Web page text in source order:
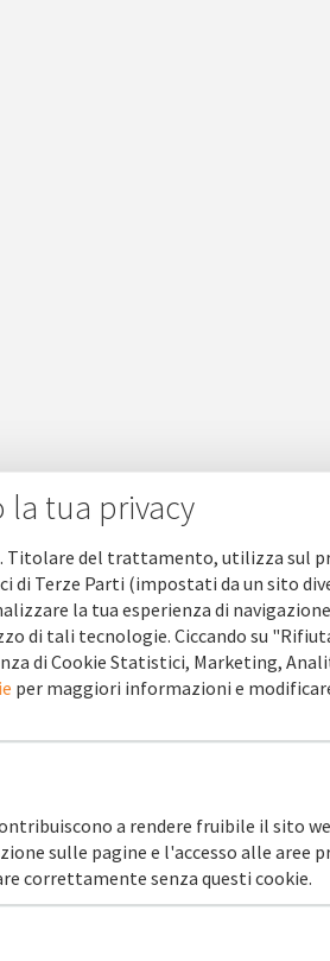
Novembre 2021
la tua privacy
Titolare del trattamento, utilizza sul
di Terze Parti (impostati da un sito
la tua esperienza di
di tali tecnologie. Ciccando su
di Cookie Statistici, Marketing,
per maggiori informazioni e
a rendere fruibile il sito
sulle pagine e l'accesso alle aree
correttamente senza questi cookie.